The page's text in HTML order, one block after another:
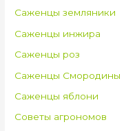
Саженцы земляники
Саженцы инжира
Саженцы роз
Саженцы Смородины
Саженцы яблони
Советы агрономов